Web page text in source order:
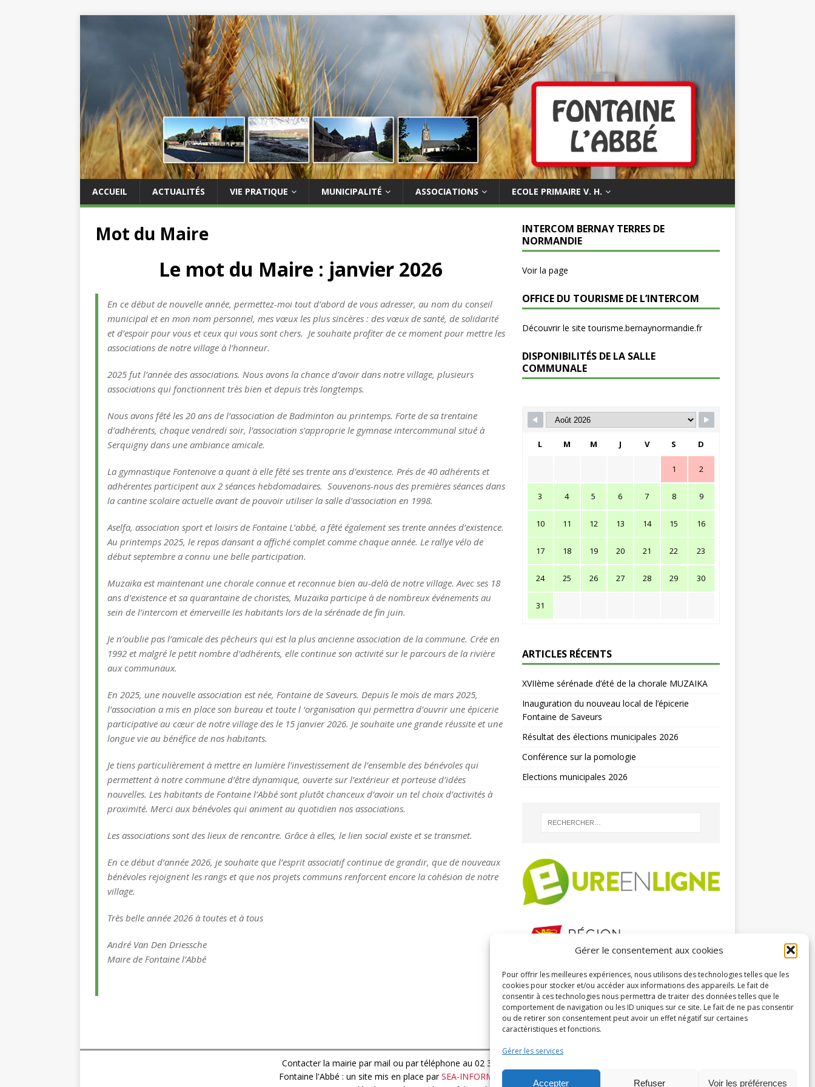
Gérer le consentement aux cookies
Pour offrir les meilleures expériences, nous utilisons des technologies telles que les
cookies pour stocker et/ou accéder aux informations des appareils. Le fait de
consentir à ces technologies nous permettra de traiter des données telles que le
comportement de navigation ou les ID uniques sur ce site. Le fait de ne pas consentir
ou de retirer son consentement peut avoir un effet négatif sur certaines
caractéristiques et fonctions.
Gérer les services
Accepter Refuser Voir les préférences
ACCUEIL ACTUALITÉS VIE PRATIQUE MUNICIPALITÉ ASSOCIATIONS ECOLE PRIMAIRE V. H.
Mot du Maire
Le mot du Maire : janvier 2026
En ce début de nouvelle année, permettez-moi tout d’abord de vous adresser, au nom du conseil
municipal et en mon nom personnel, mes vœux les plus sincères : des vœux de santé, de solidarité
et d’espoir pour vous et ceux qui vous sont chers. Je souhaite profiter de ce moment pour mettre les
associations de notre village à l’honneur.
2025 fut l’année des associations. Nous avons la chance d’avoir dans notre village, plusieurs
associations qui fonctionnent très bien et depuis très longtemps.
Nous avons fêté les 20 ans de l’association de Badminton au printemps. Forte de sa trentaine
d’adhérents, chaque vendredi soir, l’association s’approprie le gymnase intercommunal situé à
Serquigny dans une ambiance amicale.
La gymnastique Fontenoive a quant à elle fêté ses trente ans d’existence. Prés de 40 adhérents et
adhérentes participent aux 2 séances hebdomadaires. Souvenons-nous des premières séances dans
la cantine scolaire actuelle avant de pouvoir utiliser la salle d’association en 1998.
Aselfa, association sport et loisirs de Fontaine L’abbé, a fêté également ses trente années d’existence.
Au printemps 2025, le repas dansant a affiché complet comme chaque année. Le rallye vélo de
début septembre a connu une belle participation.
Muzaika est maintenant une chorale connue et reconnue bien au-delà de notre village. Avec ses 18
ans d’existence et sa quarantaine de choristes, Muzaika participe à de nombreux événements au
sein de l’intercom et émerveille les habitants lors de la sérénade de fin juin.
Je n’oublie pas l’amicale des pêcheurs qui est la plus ancienne association de la commune. Crée en
1992 et malgré le petit nombre d’adhérents, elle continue son activité sur le parcours de la rivière
aux communaux.
En 2025, une nouvelle association est née, Fontaine de Saveurs. Depuis le mois de mars 2025,
l’association a mis en place son bureau et toute l ‘organisation qui permettra d’ouvrir une épicerie
participative au cœur de notre village des le 15 janvier 2026. Je souhaite une grande réussite et une
longue vie au bénéfice de nos habitants.
Je tiens particulièrement à mettre en lumière l’investissement de l’ensemble des bénévoles qui
permettent à notre commune d’être dynamique, ouverte sur l’extérieur et porteuse d’idées
nouvelles. Les habitants de Fontaine l’Abbé sont plutôt chanceux d’avoir un tel choix d’activités à
proximité. Merci aux bénévoles qui animent au quotidien nos associations.
Les associations sont des lieux de rencontre. Grâce à elles, le lien social existe et se transmet.
En ce début d’année 2026, je souhaite que l’esprit associatif continue de grandir, que de nouveaux
bénévoles rejoignent les rangs et que nos projets communs renforcent encore la cohésion de notre
village.
Très belle année 2026 à toutes et à tous
André Van Den Driessche
Maire de Fontaine l’Abbé
INTERCOM BERNAY TERRES DE
NORMANDIE
Voir la page
OFFICE DU TOURISME DE L’INTERCOM
Découvrir le site tourisme.bernaynormandie.fr
DISPONIBILITÉS DE LA SALLE
COMMUNALE
L M M J V S D
1 2
3 4 5 6 7 8 9
10 11 12 13 14 15 16
17 18 19 20 21 22 23
24 25 26 27 28 29 30
31
ARTICLES RÉCENTS
XVIIème sérénade d’été de la chorale MUZAIKA
Inauguration du nouveau local de l’épicerie
Fontaine de Saveurs
Résultat des élections municipales 2026
Conférence sur la pomologie
Elections municipales 2026
ARCHIVES
Contacter la mairie par mail ou par téléphone au 02 32 44 13 15
Fontaine l'Abbé : un site mis en place parSEA-INFORMATIQUE.FR